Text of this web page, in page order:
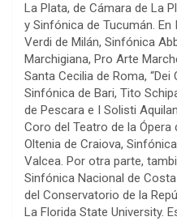
La Plata, de Cámara de La
y Sinfónica de Tucumán.
Verdi de Milán, Sinfónica
Marchigiana, Pro Arte
Santa Cecilia de Roma, “Dei
Sinfónica de Bari, Tito
de Pescara e I Solisti
Coro del Teatro de la
Oltenia de Craiova,
Valcea. Por otra parte,
Sinfónica Nacional de
del Conservatorio de la
La Florida State University.